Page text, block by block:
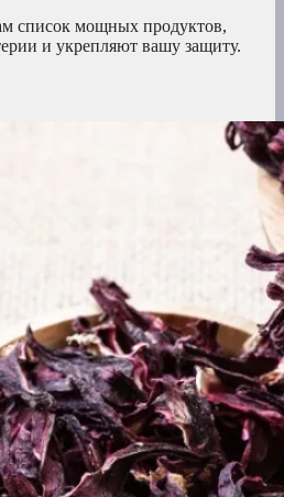
список мощных продуктов,
и укрепляют вашу защиту.